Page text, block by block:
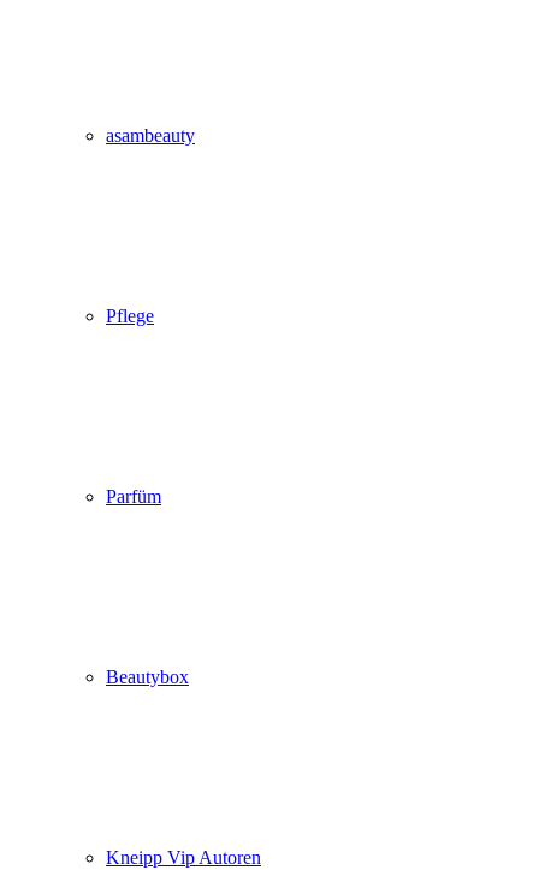
asambeauty
Pflege
Parfüm
Beautybox
Kneipp Vip Autoren